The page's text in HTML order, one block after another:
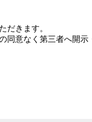
だきます。
意なく第三者へ開示